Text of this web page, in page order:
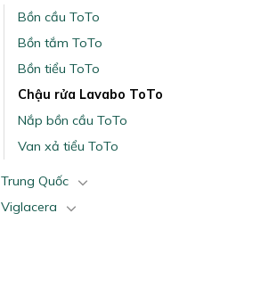
Bồn cầu ToTo
Bồn tắm ToTo
Bồn tiểu ToTo
Chậu rửa Lavabo ToTo
Nắp bồn cầu ToTo
Van xả tiểu ToTo
Trung Quốc
Viglacera